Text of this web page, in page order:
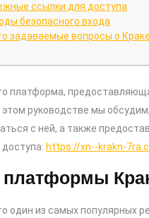
ссылки для доступа
безопасного входа
задаваемые вопросы о
платформа,
этом руководстве мы
с ней, а также
https://xn--krakn-
платформы
один из самых популярных